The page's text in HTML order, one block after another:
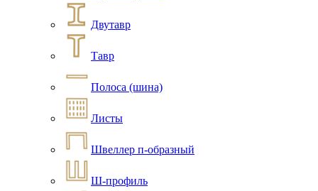
Двутавр
Тавр
Полоса (шина)
Листы
Швеллер п-образный
Ш-профиль